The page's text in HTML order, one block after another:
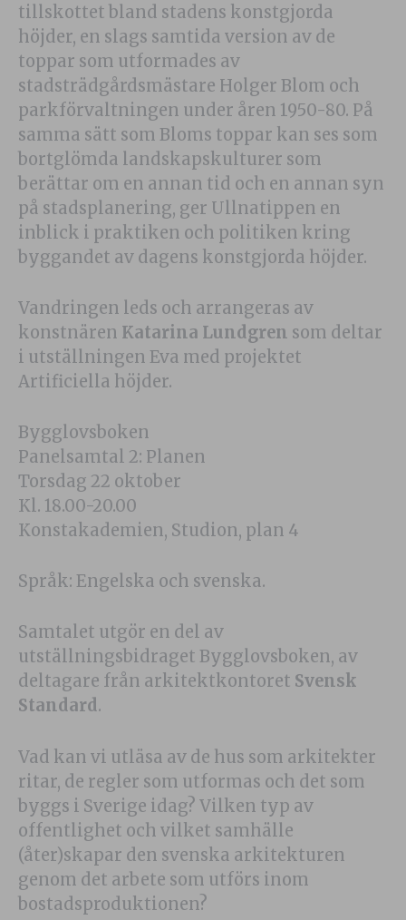
tillskottet bland stadens konstgjorda
höjder, en slags samtida version av de
toppar som utformades av
stadsträdgårdsmästare Holger Blom och
parkförvaltningen under åren 1950-80. På
samma sätt som Bloms toppar kan ses som
bortglömda landskapskulturer som
berättar om en annan tid och en annan syn
på stadsplanering, ger Ullnatippen en
inblick i praktiken och politiken kring
byggandet av dagens konstgjorda höjder.
Vandringen leds och arrangeras av
konstnären Katarina Lundgren som deltar
i utställningen Eva med projektet
Artificiella höjder.
Bygglovsboken
Panelsamtal 2: Planen
Torsdag 22 oktober
Kl. 18.00-20.00
Konstakademien, Studion, plan 4
Språk: Engelska och svenska.
Samtalet utgör en del av
utställningsbidraget Bygglovsboken, av
deltagare från arkitektkontoret Svensk
Standard.
Vad kan vi utläsa av de hus som arkitekter
ritar, de regler som utformas och det som
byggs i Sverige idag? Vilken typ av
offentlighet och vilket samhälle
(åter)skapar den svenska arkitekturen
genom det arbete som utförs inom
bostadsproduktionen?